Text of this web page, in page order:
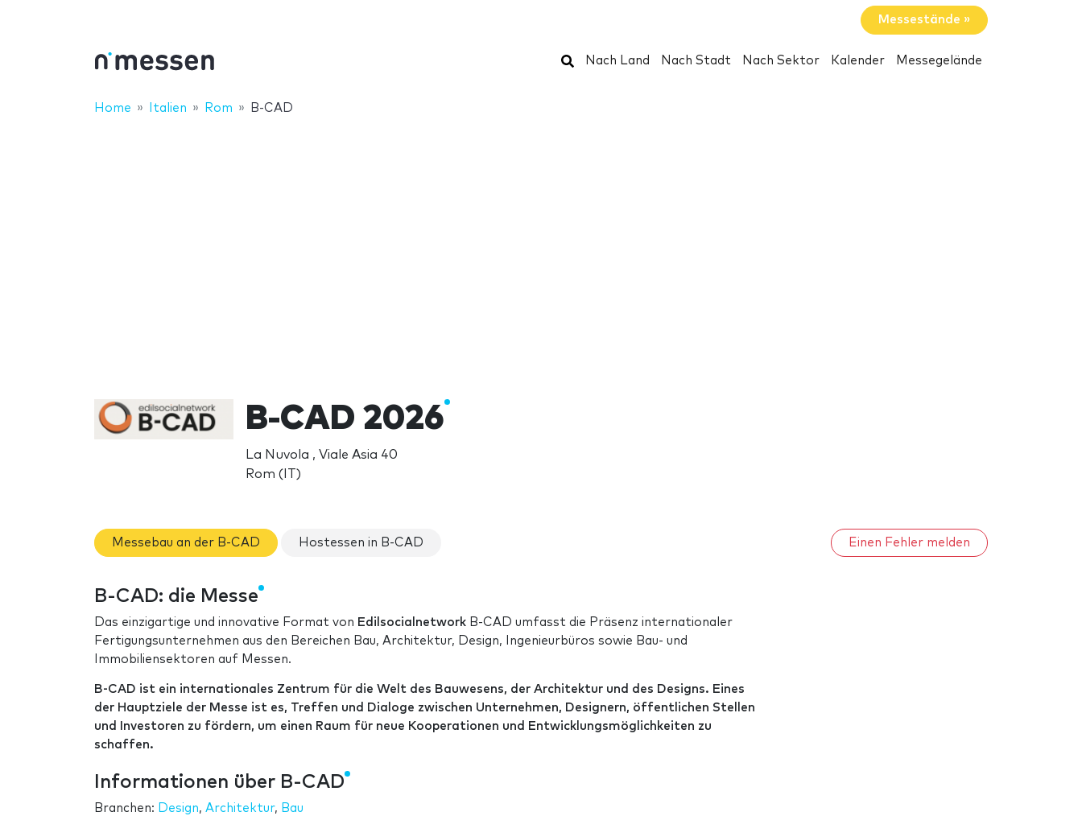
Messestände »
Suchen
Nach Land Nach Stadt Nach Sektor Kalender Messegelände
Home Italien Rom B-CAD
B-CAD 2026
La Nuvola , Viale Asia 40
Rom (IT)
Messebau an der B-CAD Hostessen in B-CAD Einen Fehler melden
B-CAD: die Messe
Das einzigartige und innovative Format von Edilsocialnetwork B-CAD umfasst die Präsenz internationaler
Fertigungsunternehmen aus den Bereichen Bau, Architektur, Design, Ingenieurbüros sowie Bau- und
Immobiliensektoren auf Messen.
B-CAD ist ein internationales Zentrum für die Welt des Bauwesens, der Architektur und des Designs. Eines
der Hauptziele der Messe ist es, Treffen und Dialoge zwischen Unternehmen, Designern, öffentlichen Stellen
und Investoren zu fördern, um einen Raum für neue Kooperationen und Entwicklungsmöglichkeiten zu
schaffen.
Informationen über B-CAD
Branchen: Design, Architektur, Bau